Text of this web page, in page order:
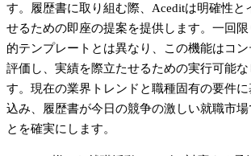
す。履歴書に取り組む際、Aceditは明確性と
せるための即座の提案を提供します。一回
的テンプレートとは異なり、この機能はコ
評価し、実績を際立たせるための実行可能
す。現在の業界トレンドと職種固有の要件
込み、履歴書が今日の競争の激しい就職市場
とを確実にします。